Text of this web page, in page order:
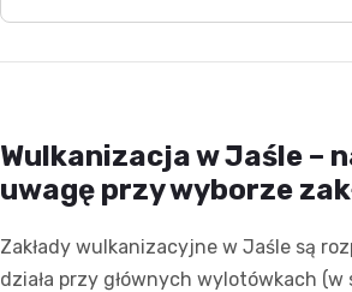
Wulkanizacja w Jaśle –
uwagę przy wyborze
Zakłady wulkanizacyjne w Jaśle są
działa przy głównych wylotówkach (w